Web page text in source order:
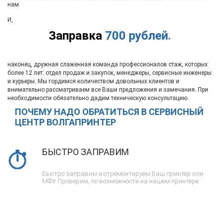
нам.
Заправка 700 рублей.
И,
наконец, дружная слаженная команда профессионалов стаж, которых
более 12 лет: отдел продаж и закупок, менеджеры, сервисные инженеры
и курьеры. Мы гордимся количеством довольных клиентов и
внимательно рассматриваем все Ваши предложения и замечания. При
необходимости обязательно дадим техническую консультацию.
ПОЧЕМУ НАДО ОБРАТИТЬСЯ В СЕРВИСНЫЙ
ЦЕНТР ВОЛГАПРИНТЕР
БЫСТРО ЗАПРАВИМ
Быстро заправим и отремонтируем Ваш принтер или
МФУ. Проверим, по возможности на нашем принтере.